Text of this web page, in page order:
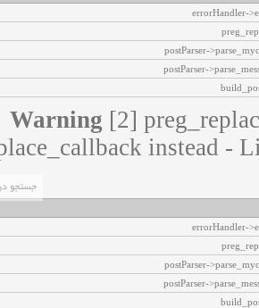
errorHandler-
postParser-
postParser-
Warning [2]
instead -
errorHandler-
postParser-
postParser-